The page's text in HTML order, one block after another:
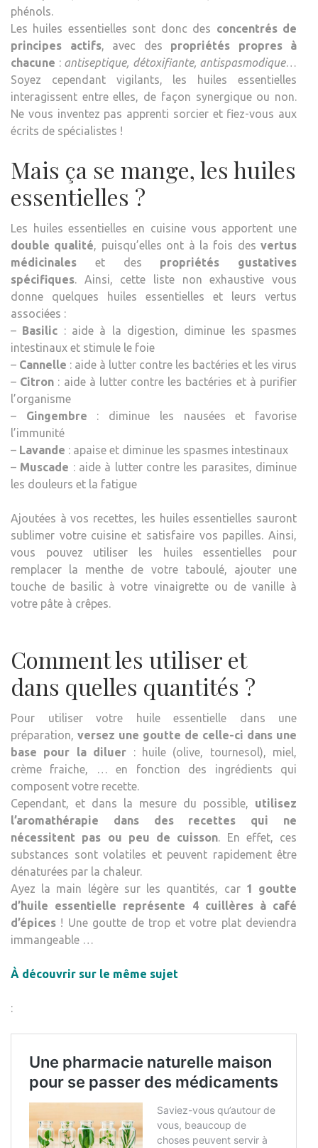
phénols.
Les huiles essentielles sont donc des concentrés de
principes actifs, avec des propriétés propres à
chacune : antiseptique, détoxifiante, antispasmodique…
Soyez cependant vigilants, les huiles essentielles
interagissent entre elles, de façon synergique ou non.
Ne vous inventez pas apprenti sorcier et fiez-vous aux
écrits de spécialistes !
Mais ça se mange, les huiles
essentielles ?
Les huiles essentielles en cuisine vous apportent une
double qualité, puisqu’elles ont à la fois des vertus
médicinales et des propriétés gustatives
spécifiques. Ainsi, cette liste non exhaustive vous
donne quelques huiles essentielles et leurs vertus
associées :
– Basilic : aide à la digestion, diminue les spasmes
intestinaux et stimule le foie
– Cannelle : aide à lutter contre les bactéries et les virus
– Citron : aide à lutter contre les bactéries et à purifier
l’organisme
– Gingembre : diminue les nausées et favorise
l’immunité
– Lavande : apaise et diminue les spasmes intestinaux
– Muscade : aide à lutter contre les parasites, diminue
les douleurs et la fatigue
Ajoutées à vos recettes, les huiles essentielles sauront
sublimer votre cuisine et satisfaire vos papilles. Ainsi,
vous pouvez utiliser les huiles essentielles pour
remplacer la menthe de votre taboulé, ajouter une
touche de basilic à votre vinaigrette ou de vanille à
votre pâte à crêpes.
Comment les utiliser et
dans quelles quantités ?
Pour utiliser votre huile essentielle dans une
préparation, versez une goutte de celle-ci dans une
base pour la diluer : huile (olive, tournesol), miel,
crème fraiche, … en fonction des ingrédients qui
composent votre recette.
Cependant, et dans la mesure du possible, utilisez
l’aromathérapie dans des recettes qui ne
nécessitent pas ou peu de cuisson. En effet, ces
substances sont volatiles et peuvent rapidement être
dénaturées par la chaleur.
Ayez la main légère sur les quantités, car 1 goutte
d’huile essentielle représente 4 cuillères à café
d’épices ! Une goutte de trop et votre plat deviendra
immangeable …
À découvrir sur le même sujet
: